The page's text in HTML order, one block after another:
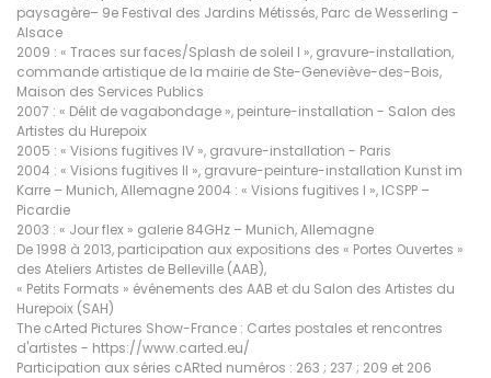
paysagère– 9e Festival des Jardins Métissés, Parc de Wesserling -
Alsace
2009 : « Traces sur faces/Splash de soleil I », gravure-installation,
commande artistique de la mairie de Ste-Geneviève-des-Bois,
Maison des Services Publics
2007 : « Délit de vagabondage », peinture-installation - Salon des
Artistes du Hurepoix
2005 : « Visions fugitives IV », gravure-installation - Paris
2004 : « Visions fugitives II », gravure-peinture-installation Kunst im
Karre – Munich, Allemagne 2004 : « Visions fugitives I », ICSPP –
Picardie
2003 : « Jour flex » galerie 84GHz – Munich, Allemagne
De 1998 à 2013, participation aux expositions des « Portes Ouvertes »
des Ateliers Artistes de Belleville (AAB),
« Petits Formats » événements des AAB et du Salon des Artistes du
Hurepoix (SAH)
The cArted Pictures Show-France : Cartes postales et rencontres
d'artistes - https://www.carted.eu/
Participation aux séries cARted numéros : 263 ; 237 ; 209 et 206